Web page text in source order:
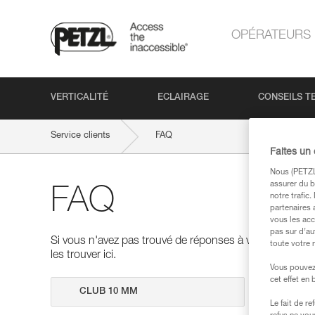
OPÉRATEURS
VERTICALITÉ ECLAIRAGE CONSEILS
Service clients FAQ
FAQ
Si vous n'avez pas trouvé de réponses à vos
les trouver ici.
Faites un
Nous
assurer du
notre trafic.
partenaires
vous les
pas sur
toute votre
Vous
cet effet en
Le fait de